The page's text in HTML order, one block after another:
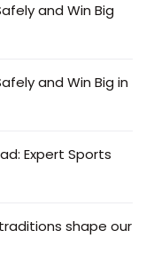
and Win Big
and Win Big in
Expert Sports
shape our